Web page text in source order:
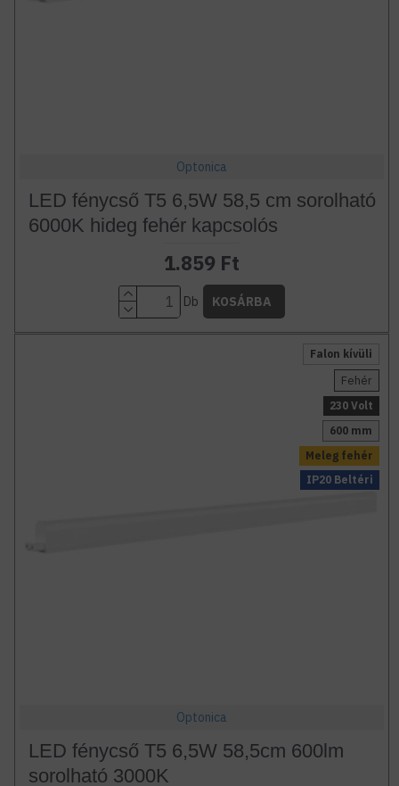
Optonica
LED fénycső T5 6,5W 58,5 cm sorolható
6000K hideg fehér kapcsolós
1.859 Ft
Db KOSÁRBA
Meleg fehér
Falon kívüli
IP20 Beltéri
Fehér
230 Volt
600 mm
Optonica
LED fénycső T5 6,5W 58,5cm 600lm
sorolható 3000K